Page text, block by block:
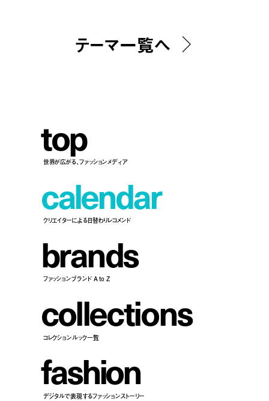
テーマ一覧へ
top
世界が広がる、ファッションメディア
calendar
クリエイターによる日替わりレコメンド
brands
ファッションブランド A to Z
collections
コレクションルック一覧
fashion
デジタルで表現するファッションストーリー